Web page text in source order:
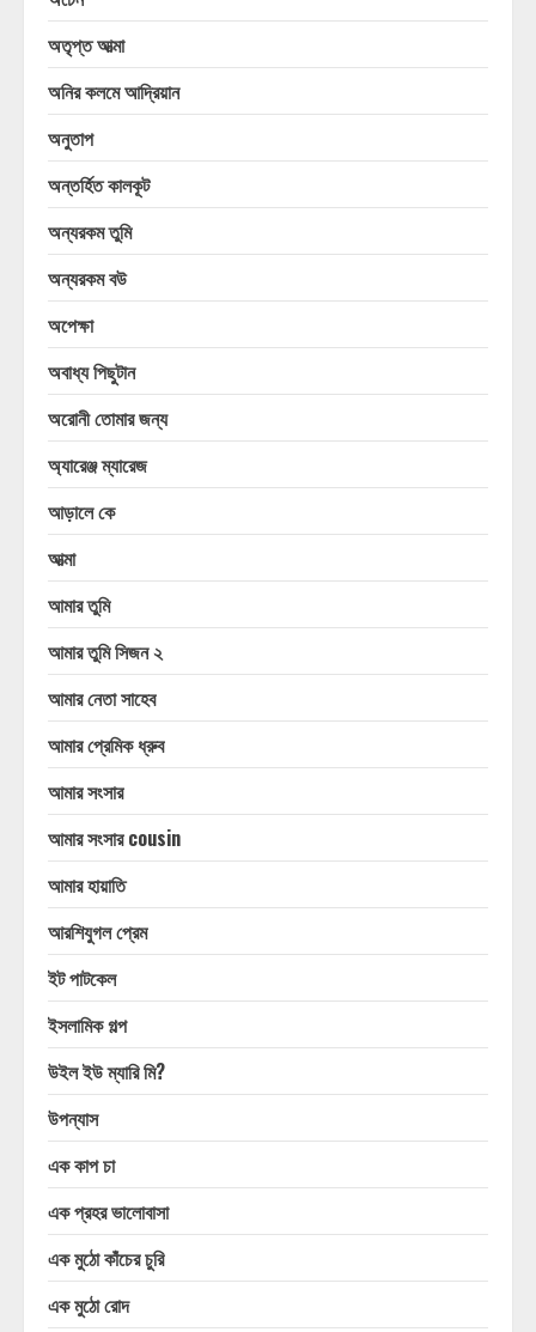
অতৃপ্ত আত্মা
অনির কলমে আদ্রিয়ান
অনুতাপ
অন্তর্হিত কালকূট
অন্যরকম তুমি
অন্যরকম বউ
অপেক্ষা
অবাধ্য পিছুটান
অরোনী তোমার জন্য
অ্যারেঞ্জ ম্যারেজ
আড়ালে কে
আত্মা
আমার তুমি
আমার তুমি সিজন ২
আমার নেতা সাহেব
আমার প্রেমিক ধ্রুব
আমার সংসার
আমার সংসার cousin
আমার হায়াতি
আরশিযুগল প্রেম
ইট পাটকেল
ইসলামিক গল্প
উইল ইউ ম্যারি মি?
উপন্যাস
এক কাপ চা
এক প্রহর ভালোবাসা
এক মুঠো কাঁচের চুরি
এক মুঠো রোদ